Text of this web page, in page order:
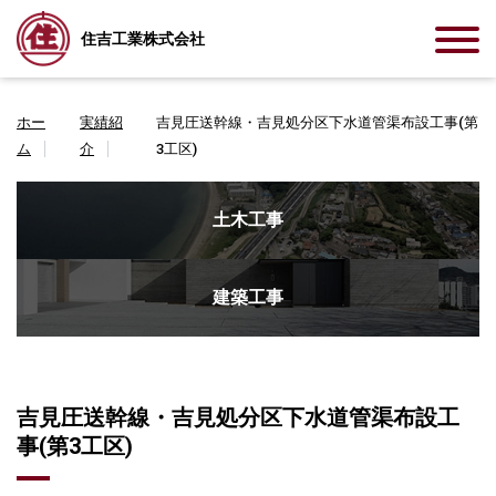
住吉工業株式会社
ホー
ム
実績紹
介
吉見圧送幹線・吉見処分区下水道管渠布設工事(第
3工区)
土木工事
建築工事
吉見圧送幹線・吉見処分区下水道管渠布設工
事(第3工区)